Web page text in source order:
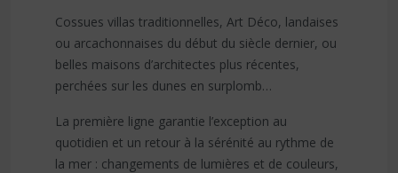
Cossues villas traditionnelles, Art Déco, landaises
ou arcachonnaises du début du siècle dernier, ou
belles maisons d’architectes plus récentes,
perchées sur les dunes en surplomb…
La première ligne garantie l’exception au
quotidien et un retour à la sérénité au rythme de
la mer : changements de lumières et de couleurs,